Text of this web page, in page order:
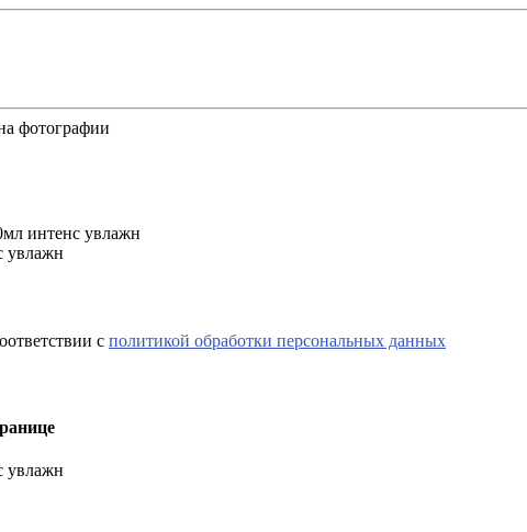
фотографии
увлажн
с политикой обработки персональных данных
увлажн